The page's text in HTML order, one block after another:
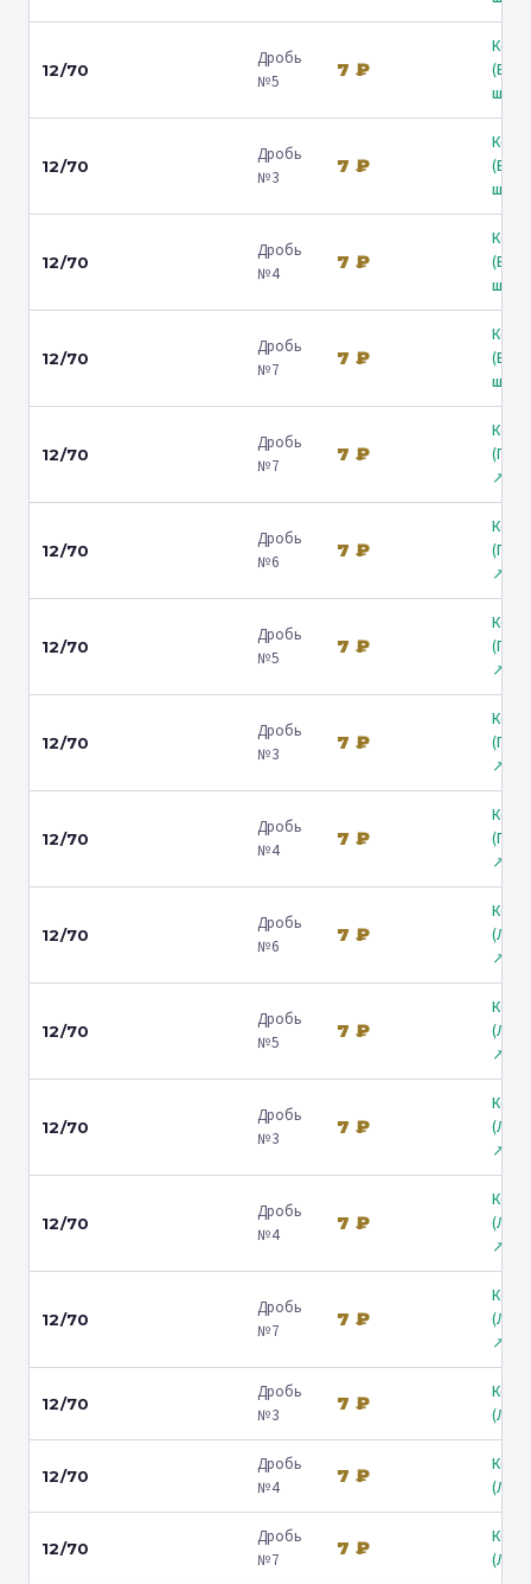
12/70
Дробь
№5
7 ₽
ш.) ↗
12/70
Дробь
№3
7 ₽
ш.) ↗
12/70
Дробь
№4
7 ₽
ш.) ↗
12/70
Дробь
№7
7 ₽
ш.) ↗
12/70
Дробь
№7
7 ₽
↗
12/70
Дробь
№6
7 ₽
↗
12/70
Дробь
№5
7 ₽
↗
12/70
Дробь
№3
7 ₽
↗
12/70
Дробь
№4
7 ₽
↗
12/70
Дробь
№6
7 ₽
↗
12/70
Дробь
№5
7 ₽
↗
12/70
Дробь
№3
7 ₽
↗
12/70
Дробь
№4
7 ₽
↗
12/70
Дробь
№7
7 ₽
↗
12/70
Дробь
№3
7 ₽
12/70
Дробь
№4
7 ₽
12/70
Дробь
№7
7 ₽